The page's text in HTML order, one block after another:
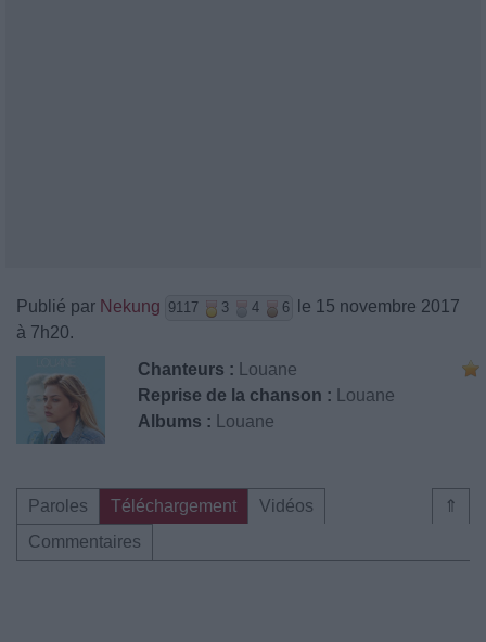
Publié par Nekung 9117 3 4 6
le 15 novembre 2017
à 7h20.
Chanteurs :
Louane
Reprise de la chanson :
Louane
Albums :
Louane
⇑
Paroles Téléchargement
Vidéos
Commentaires